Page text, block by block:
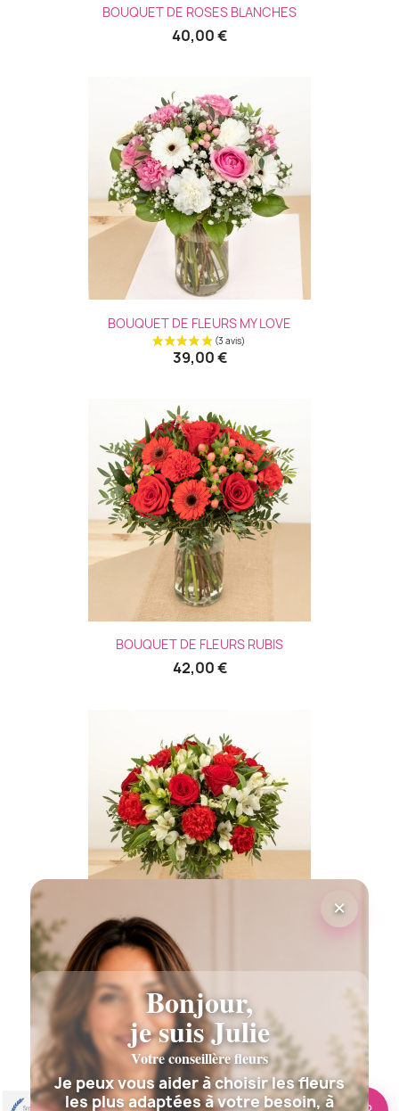
BOUQUET DE ROSES BLANCHES
40,00 €
BOUQUET DE FLEURS MY LOVE
39,00 €
BOUQUET DE FLEURS RUBIS
42,00 €
PASSIONNEMENT BOUQUET DE...
55,00 €
×
Bonjour,
je suis Julie
Votre conseillère fleurs
Je peux vous aider à choisir les fleurs
les plus adaptées à votre besoin, à